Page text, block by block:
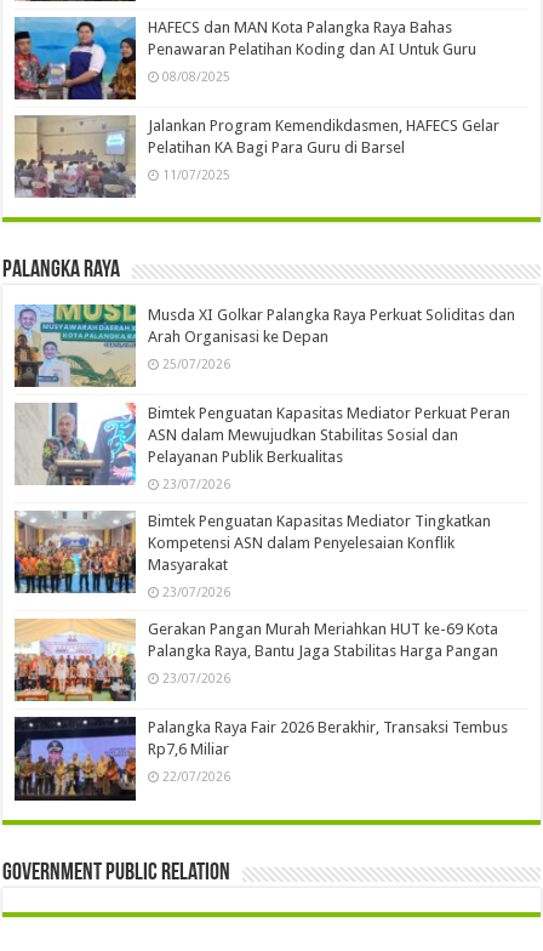
HAFECS dan MAN Kota Palangka Raya Bahas
Penawaran Pelatihan Koding dan AI Untuk Guru
08/08/2025
Jalankan Program Kemendikdasmen, HAFECS Gelar
Pelatihan KA Bagi Para Guru di Barsel
11/07/2025
Palangka Raya
Musda XI Golkar Palangka Raya Perkuat Soliditas dan
Arah Organisasi ke Depan
25/07/2026
Bimtek Penguatan Kapasitas Mediator Perkuat Peran
ASN dalam Mewujudkan Stabilitas Sosial dan
Pelayanan Publik Berkualitas
23/07/2026
Bimtek Penguatan Kapasitas Mediator Tingkatkan
Kompetensi ASN dalam Penyelesaian Konflik
Masyarakat
23/07/2026
Gerakan Pangan Murah Meriahkan HUT ke-69 Kota
Palangka Raya, Bantu Jaga Stabilitas Harga Pangan
23/07/2026
Palangka Raya Fair 2026 Berakhir, Transaksi Tembus
Rp7,6 Miliar
22/07/2026
Government Public Relation